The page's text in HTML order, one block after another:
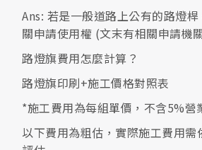
Ans: 若是一般道路上公有的路燈
關申請使用權 (文末有相關申請機
路燈旗費用怎麼計算？
路燈旗印刷+施工價格對照表
*施工費用為每組單價，不含5%營
以下費用為粗估，實際施工費用需